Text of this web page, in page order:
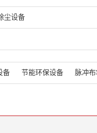
尘设备
备 节能环保设备 脉冲